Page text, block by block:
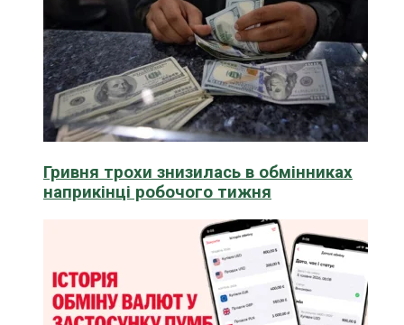
Гривня трохи знизилась в обмінниках
наприкінці робочого тижня